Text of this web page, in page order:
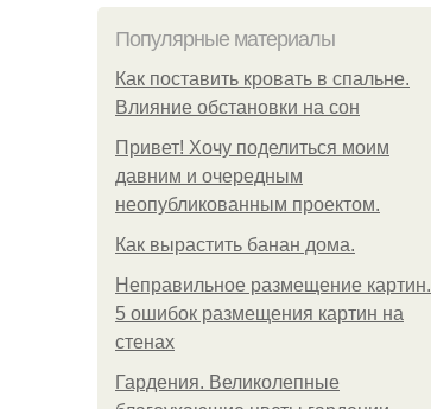
Популярные материалы
Как поставить кровать в спальне.
Влияние обстановки на сон
Привет! Хочу поделиться моим
давним и очередным
неопубликованным проектом.
Как вырастить банан дома.
Неправильное размещение картин.
5 ошибок размещения картин на
стенах
Гардения. Великолепные